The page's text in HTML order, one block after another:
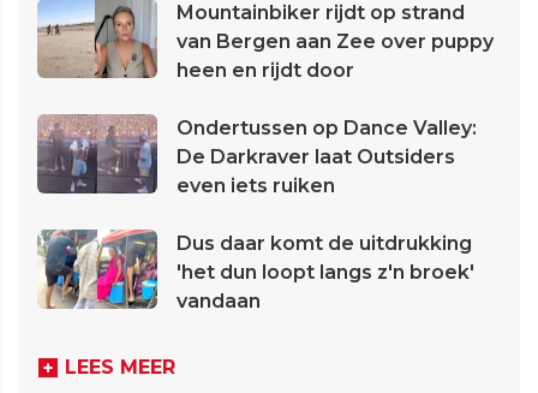
Mountainbiker rijdt op strand
van Bergen aan Zee over puppy
heen en rijdt door
Ondertussen op Dance Valley:
De Darkraver laat Outsiders
even iets ruiken
Dus daar komt de uitdrukking
'het dun loopt langs z'n broek'
vandaan
LEES MEER